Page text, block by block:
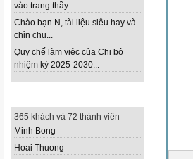
vào trang thầy...
Chào bạn N, tài liệu siêu hay và
chỉn chu...
Quy chế làm việc của Chi bộ
nhiệm kỳ 2025-2030...
365 khách và 72 thành viên
Minh Bong
Hoai Thuong